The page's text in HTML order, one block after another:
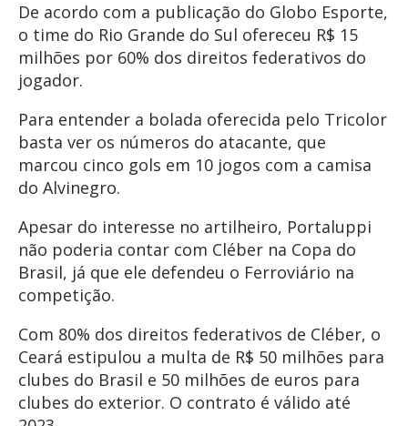
De acordo com a publicação do Globo Esporte,
o time do Rio Grande do Sul ofereceu R$ 15
milhões por 60% dos direitos federativos do
jogador.
Para entender a bolada oferecida pelo Tricolor
basta ver os números do atacante, que
marcou cinco gols em 10 jogos com a camisa
do Alvinegro.
Apesar do interesse no artilheiro, Portaluppi
não poderia contar com Cléber na Copa do
Brasil, já que ele defendeu o Ferroviário na
competição.
Com 80% dos direitos federativos de Cléber, o
Ceará estipulou a multa de R$ 50 milhões para
clubes do Brasil e 50 milhões de euros para
clubes do exterior. O contrato é válido até